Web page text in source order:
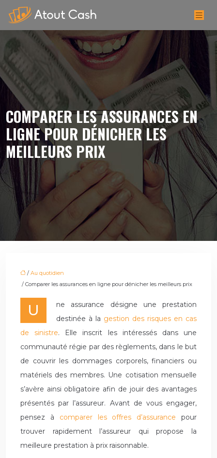
COMPARER LES ASSURANCES EN
LIGNE POUR DÉNICHER LES
MEILLEURS PRIX
/ Au quotidien
/ Comparer les assurances en ligne pour dénicher les meilleurs prix
Une assurance désigne une prestation destinée à la gestion des risques en cas
de sinistre. Elle inscrit les intéressés dans une
communauté régie par des règlements, dans le but
de couvrir les dommages corporels, financiers ou
matériels des membres. Une cotisation mensuelle
s’avère ainsi obligatoire afin de jouir des avantages
présentés par l’assureur. Avant de vous engager,
pensez à comparer les offres d’assurance pour
trouver rapidement l’assureur qui propose la
meilleure prestation à prix raisonnable.